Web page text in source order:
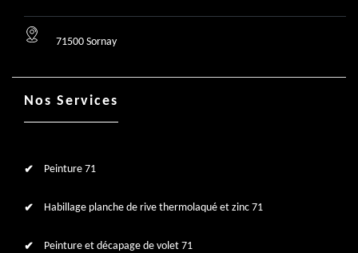
71500 Sornay
Nos Services
Peinture 71
Habillage planche de rive thermolaqué et zinc 71
Peinture et décapage de volet 71